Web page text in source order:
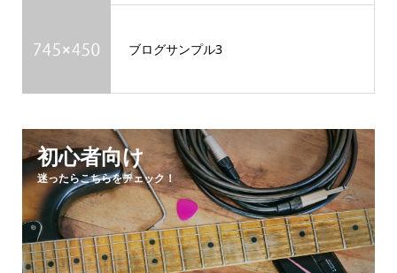
ブログサンプル3
初心者向け
迷ったらこちらをチェック！